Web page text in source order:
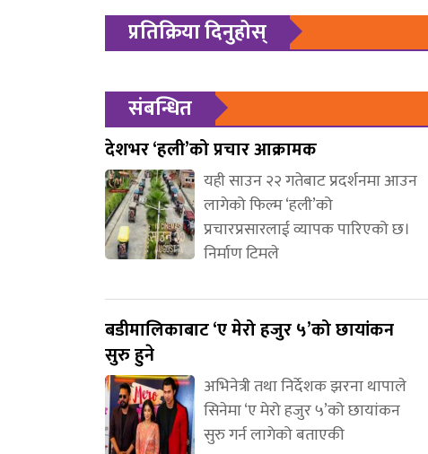
प्रतिक्रिया दिनुहोस्
संबन्धित
देशभर ‘हली’को प्रचार आक्रामक
यही साउन २२ गतेबाट प्रदर्शनमा आउन
लागेको फिल्म ‘हली’को
प्रचारप्रसारलाई व्यापक पारिएको छ।
निर्माण टिमले
बडीमालिकाबाट ‘ए मेरो हजुर ५’को छायांकन
सुरु हुने
अभिनेत्री तथा निर्देशक झरना थापाले
सिनेमा ‘ए मेरो हजुर ५’को छायांकन
सुरु गर्न लागेको बताएकी